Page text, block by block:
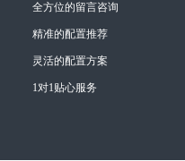
全方位的留言咨询
精准的配置推荐
灵活的配置方案
1对1贴心服务